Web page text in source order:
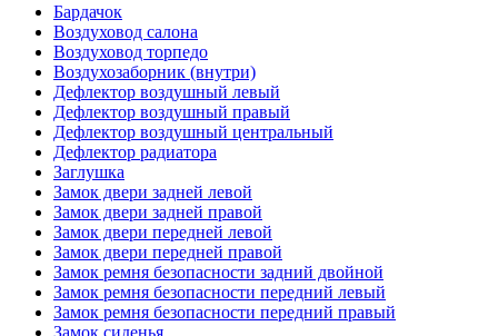
Бардачок
Воздуховод салона
Воздуховод торпедо
Воздухозаборник (внутри)
Дефлектор воздушный левый
Дефлектор воздушный правый
Дефлектор воздушный центральный
Дефлектор радиатора
Заглушка
Замок двери задней левой
Замок двери задней правой
Замок двери передней левой
Замок двери передней правой
Замок ремня безопасности задний двойной
Замок ремня безопасности передний левый
Замок ремня безопасности передний правый
Замок сиденья